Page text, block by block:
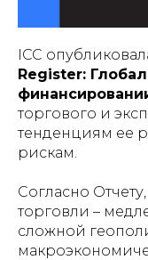
ICC
Register:
торгового и
тенденциям ее
рискам.
Согласно
торговли –
сложной